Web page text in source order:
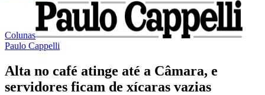
Colunas
Paulo Cappelli
Alta no café atinge até a Câmara, e
servidores ficam de xícaras vazias